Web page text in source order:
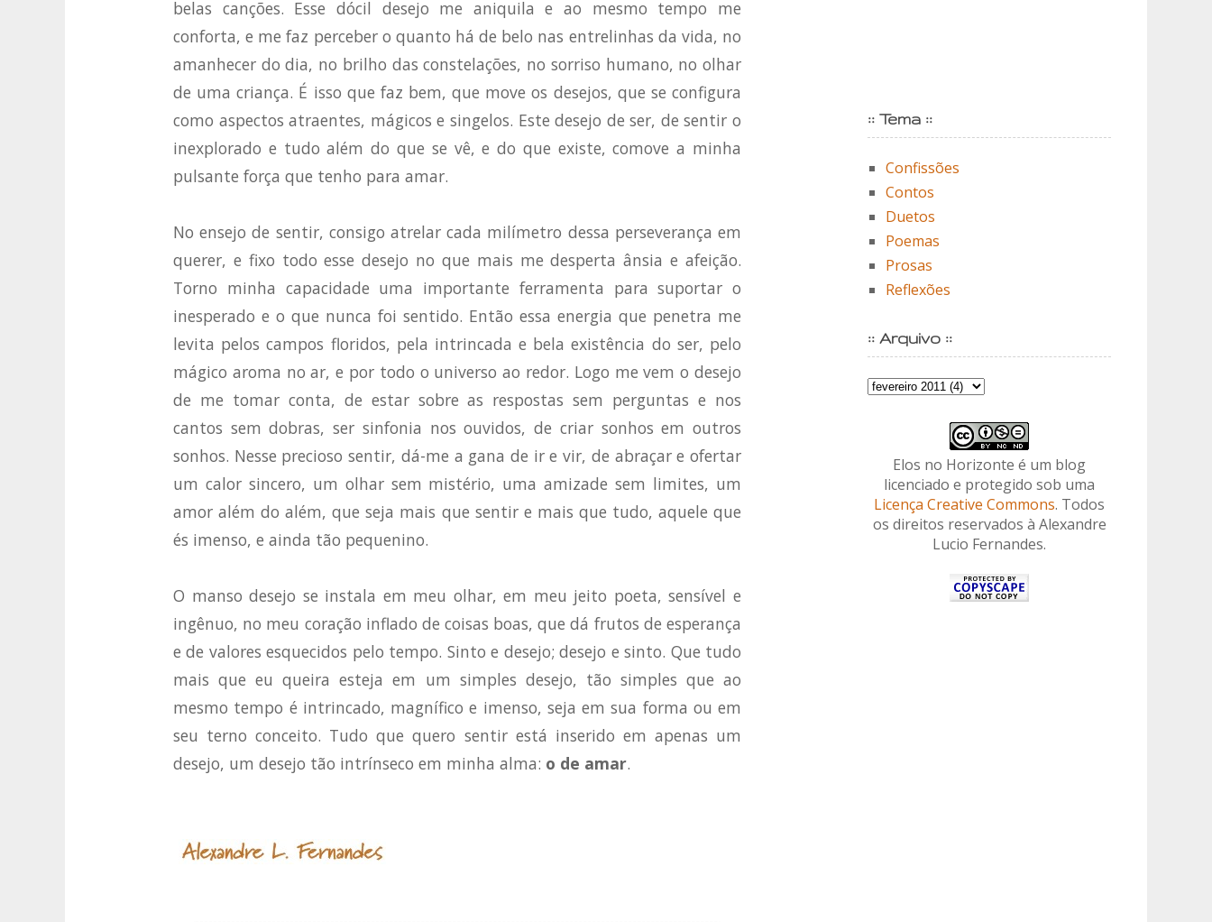
belas canções. Esse dócil desejo me aniquila e ao mesmo tempo me
conforta, e me faz perceber o quanto há de belo nas entrelinhas da vida, no
amanhecer do dia, no brilho das constelações, no sorriso humano, no olhar
de uma criança. É isso que faz bem, que move os desejos, que se configura
como aspectos atraentes, mágicos e singelos. Este desejo de ser, de sentir o
inexplorado e tudo além do que se vê, e do que existe, comove a minha
pulsante força que tenho para amar.
No ensejo de sentir, consigo atrelar cada milímetro dessa perseverança em
querer, e fixo todo esse desejo no que mais me desperta ânsia e afeição.
Torno minha capacidade uma importante ferramenta para suportar o
inesperado e o que nunca foi sentido. Então essa energia que penetra me
levita pelos campos floridos, pela intrincada e bela existência do ser, pelo
mágico aroma no ar, e por todo o universo ao redor. Logo me vem o desejo
de me tomar conta, de estar sobre as respostas sem perguntas e nos
cantos sem dobras, ser sinfonia nos ouvidos, de criar sonhos em outros
sonhos. Nesse precioso sentir, dá-me a gana de ir e vir, de abraçar e ofertar
um calor sincero, um olhar sem mistério, uma amizade sem limites, um
amor além do além, que seja mais que sentir e mais que tudo, aquele que
és imenso, e ainda tão pequenino.
O manso desejo se instala em meu olhar, em meu jeito poeta, sensível e
ingênuo, no meu coração inflado de coisas boas, que dá frutos de esperança
e de valores esquecidos pelo tempo. Sinto e desejo; desejo e sinto. Que tudo
mais que eu queira esteja em um simples desejo, tão simples que ao
mesmo tempo é intrincado, magnífico e imenso, seja em sua forma ou em
seu terno conceito. Tudo que quero sentir está inserido em apenas um
desejo, um desejo tão intrínseco em minha alma: o de amar.
:: Tema ::
Confissões
Contos
Duetos
Poemas
Prosas
Reflexões
:: Arquivo ::
Elos no Horizonte é um blog
licenciado e protegido sob uma
Licença Creative Commons. Todos
os direitos reservados à Alexandre
Lucio Fernandes.